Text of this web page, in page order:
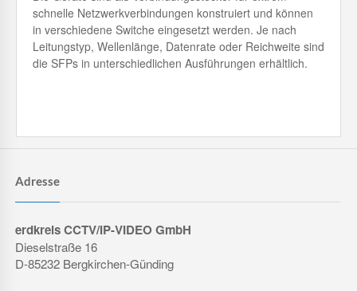
schnelle Netzwerkverbindungen konstruiert und können
in verschiedene Switche eingesetzt werden. Je nach
Leitungstyp, Wellenlänge, Datenrate oder Reichweite sind
die SFPs in unterschiedlichen Ausführungen erhältlich.
Adresse
erdkreis CCTV/IP-VIDEO GmbH
Dieselstraße 16
D-85232 Bergkirchen-Günding